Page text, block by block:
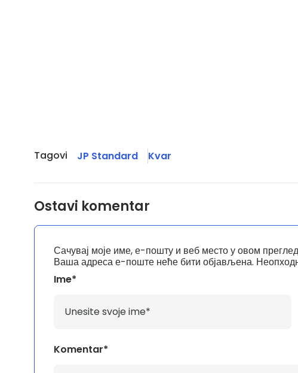
Tagovi JP Standard Kvar
Ostavi komentar
Ваша адреса е-поште неће бити објављена.
Komentar*
Ime*
Сачувај моје име, е-пошту и веб место у овом